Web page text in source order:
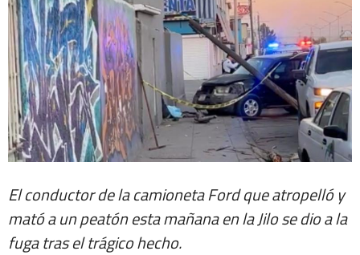
El conductor de la camioneta Ford que atropelló y
mató a un peatón esta mañana en la Jilo se dio a la
fuga tras el trágico hecho.